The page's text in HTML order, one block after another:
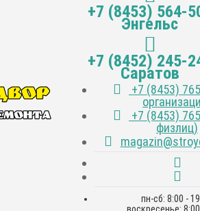
+7 (8453) 564-
Энгельс
+7 (8452) 245-
Саратов
+7 (8453)
+7 (8453)
физлиц)
пн-сб: 8:00 -